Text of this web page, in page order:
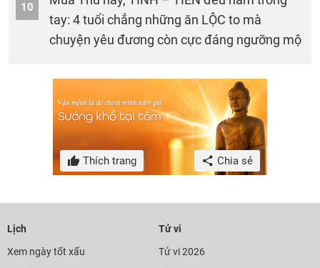
10
tay: 4 tuổi chẳng những ăn LỘC to mà
chuyện yêu đương còn cực đáng ngưỡng mộ
Thích trang Chia sẻ
Lịch
Xem ngày tốt xấu
Tử vi
Tử vi 2026